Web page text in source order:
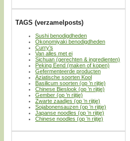
TAGS (verzamelposts)
Sushi benodigdheden
Okonomiyaki benodigdheden
Curry’s
Van alles met ei
Sichuan (gerechten & ingredienten)
Peking Eend (maken of kopen)
Gefermenteerde producten
Aziatische soorten Kool
Basilicum soorten (op ’n rijtje)
Chinese Bieslook (op ’n rijtje)
Gember (op ’n rijtje)
Zwarte zaadjes (op ’n rijtje)
Sojabonensauzen (op ’n rijtje)
Japanse noodles (op ’n rijtje)
Chinese noodles (op ’n rijtje)